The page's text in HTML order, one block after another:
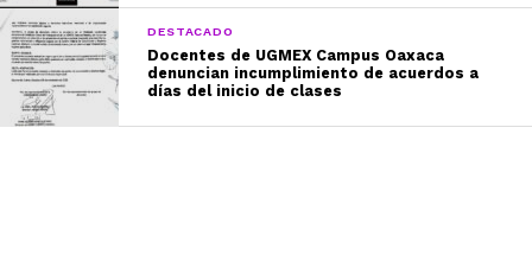
DESTACADO
Docentes de UGMEX Campus Oaxaca
denuncian incumplimiento de acuerdos a
días del inicio de clases